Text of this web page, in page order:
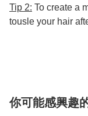
Tip 2: To create a
tousle your hair
你可能感興趣